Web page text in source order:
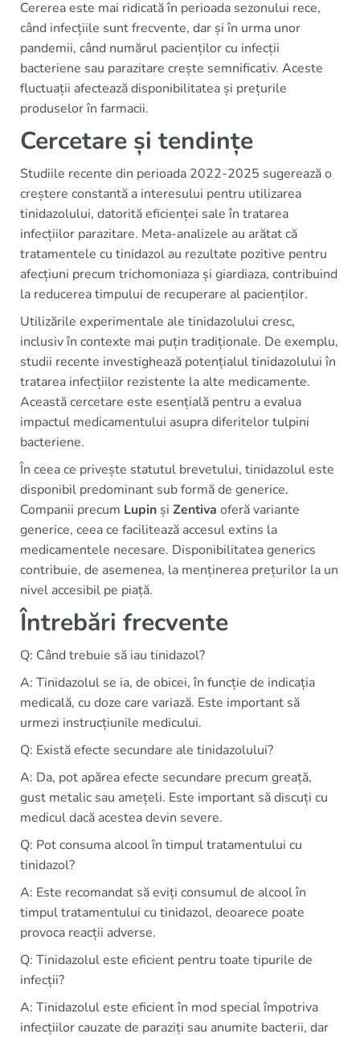
Cererea este mai ridicată în perioada sezonului rece,
când infecțiile sunt frecvente, dar și în urma unor
pandemii, când numărul pacienților cu infecții
bacteriene sau parazitare crește semnificativ. Aceste
fluctuații afectează disponibilitatea și prețurile
produselor în farmacii.
Cercetare și tendințe
Studiile recente din perioada 2022-2025 sugerează o
creștere constantă a interesului pentru utilizarea
tinidazolului, datorită eficienței sale în tratarea
infecțiilor parazitare. Meta-analizele au arătat că
tratamentele cu tinidazol au rezultate pozitive pentru
afecțiuni precum trichomoniaza și giardiaza, contribuind
la reducerea timpului de recuperare al pacienților.
Utilizările experimentale ale tinidazolului cresc,
inclusiv în contexte mai puțin tradiționale. De exemplu,
studii recente investighează potențialul tinidazolului în
tratarea infecțiilor rezistente la alte medicamente.
Această cercetare este esențială pentru a evalua
impactul medicamentului asupra diferitelor tulpini
bacteriene.
În ceea ce privește statutul brevetului, tinidazolul este
disponibil predominant sub formă de generice.
Companii precum Lupin și Zentiva oferă variante
generice, ceea ce facilitează accesul extins la
medicamentele necesare. Disponibilitatea generics
contribuie, de asemenea, la menținerea prețurilor la un
nivel accesibil pe piață.
Întrebări frecvente
Q: Când trebuie să iau tinidazol?
A: Tinidazolul se ia, de obicei, în funcție de indicația
medicală, cu doze care variază. Este important să
urmezi instrucțiunile medicului.
Q: Există efecte secundare ale tinidazolului?
A: Da, pot apărea efecte secundare precum greață,
gust metalic sau amețeli. Este important să discuți cu
medicul dacă acestea devin severe.
Q: Pot consuma alcool în timpul tratamentului cu
tinidazol?
A: Este recomandat să eviți consumul de alcool în
timpul tratamentului cu tinidazol, deoarece poate
provoca reacții adverse.
Q: Tinidazolul este eficient pentru toate tipurile de
infecții?
A: Tinidazolul este eficient în mod special împotriva
infecțiilor cauzate de paraziți sau anumite bacterii, dar